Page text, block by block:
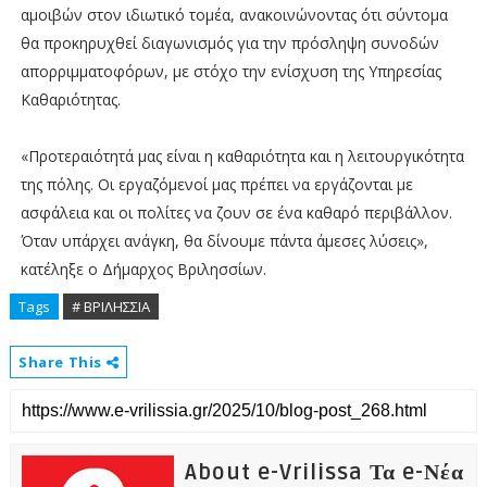
αμοιβών στον ιδιωτικό τομέα, ανακοινώνοντας ότι σύντομα
θα προκηρυχθεί διαγωνισμός για την πρόσληψη συνοδών
απορριμματοφόρων, με στόχο την ενίσχυση της Υπηρεσίας
Καθαριότητας.
«Προτεραιότητά μας είναι η καθαριότητα και η λειτουργικότητα
της πόλης. Οι εργαζόμενοί μας πρέπει να εργάζονται με
ασφάλεια και οι πολίτες να ζουν σε ένα καθαρό περιβάλλον.
Όταν υπάρχει ανάγκη, θα δίνουμε πάντα άμεσες λύσεις»,
κατέληξε ο Δήμαρχος Βριλησσίων.
Tags # ΒΡΙΛΗΣΣΙΑ
Share This
About e-Vrilissa Τα e-Νέα